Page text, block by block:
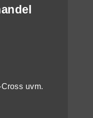
uvm.